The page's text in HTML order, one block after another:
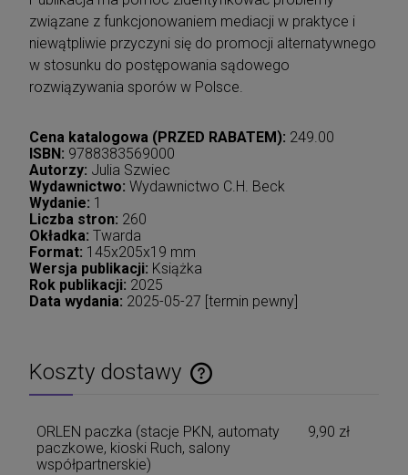
związane z funkcjonowaniem mediacji w praktyce i
niewątpliwie przyczyni się do promocji alternatywnego
w stosunku do postępowania sądowego
rozwiązywania sporów w Polsce.
Cena katalogowa (PRZED RABATEM): 249.00
ISBN: 9788383569000
Autorzy: Julia Szwiec
Wydawnictwo: Wydawnictwo C.H. Beck
Wydanie: 1
Liczba stron: 260
Okładka: Twarda
Format: 145x205x19 mm
Wersja publikacji: Książka
Rok publikacji: 2025
Data wydania: 2025-05-27 [termin pewny]
Koszty dostawy
Cena nie zawiera ewentualnych kosztów płatności
ORLEN paczka (stacje PKN, automaty
paczkowe, kioski Ruch, salony
współpartnerskie)
9,90 zł